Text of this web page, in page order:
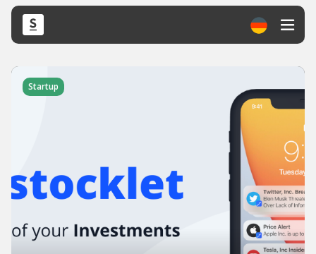
Startup